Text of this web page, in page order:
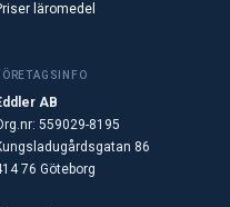
läromedel
AB
559029-8195
86
76 Göteborg